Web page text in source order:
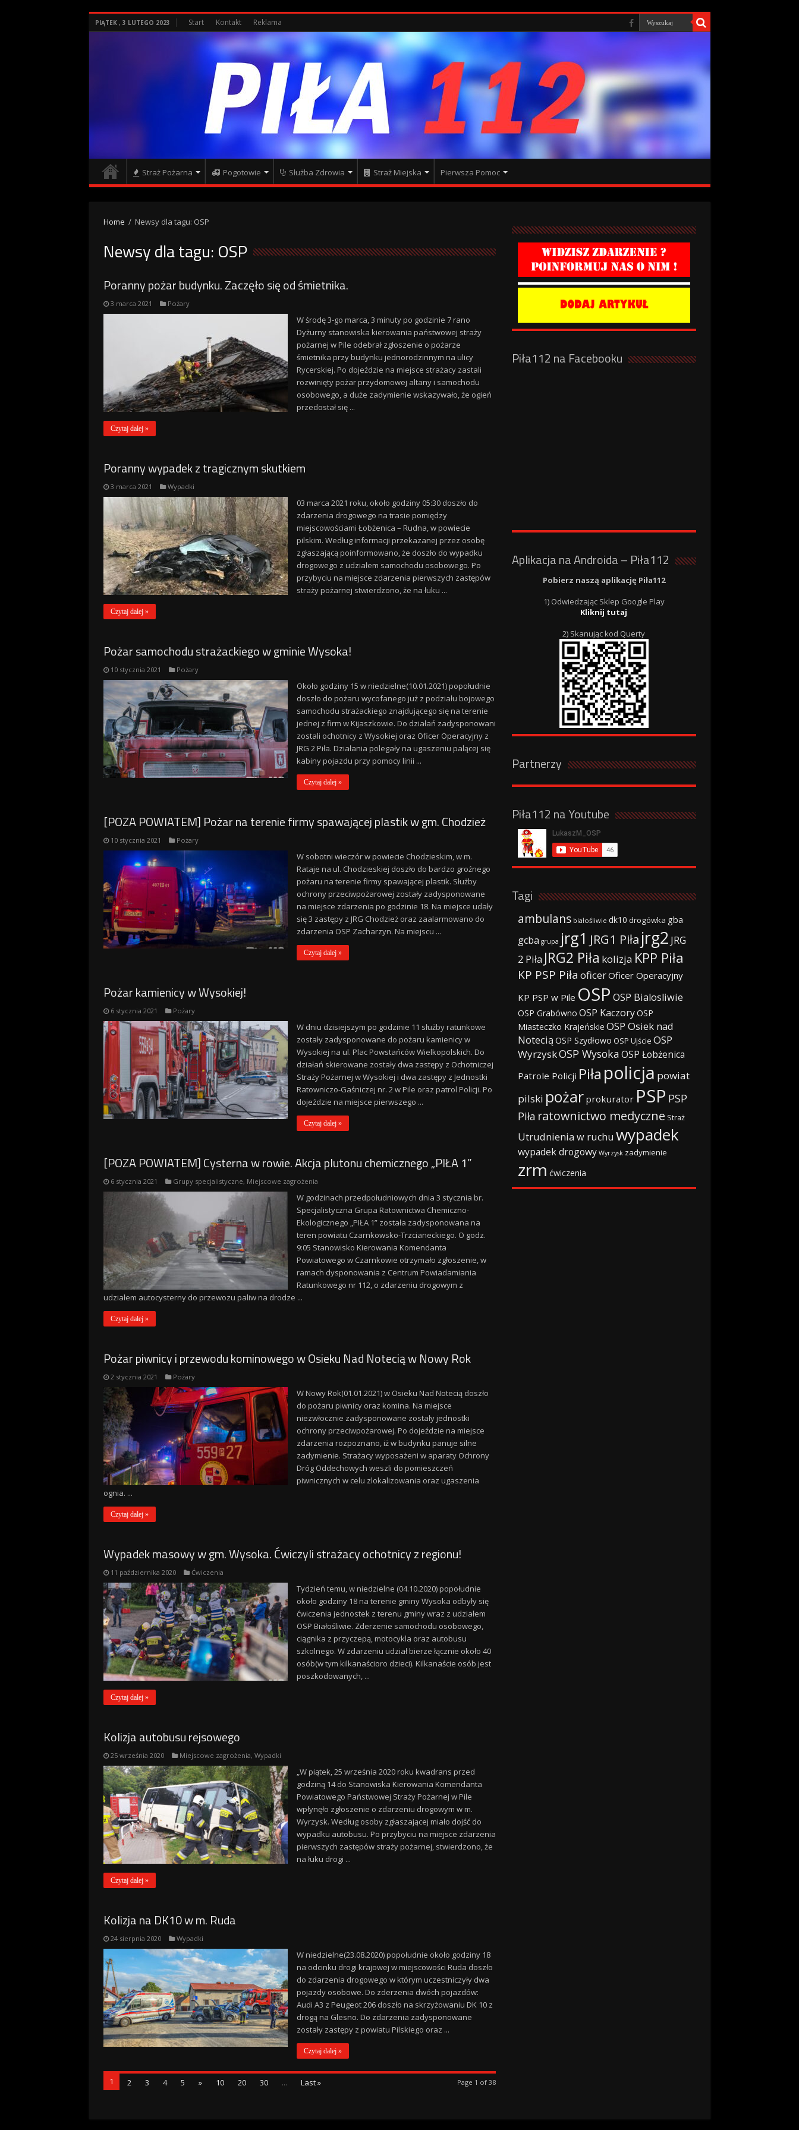
PIĄTEK , 3 LUTEGO 2023 Start Kontakt Reklama
Straż Pożarna Pogotowie Służba Zdrowia Straż Miejska Pierwsza Pomoc
Home / Newsy dla tagu: OSP
Newsy dla tagu: OSP
Poranny pożar budynku. Zaczęło się od śmietnika.
3 marca 2021 Pożary
W środę 3-go marca, 3 minuty po godzinie 7 rano
Dyżurny stanowiska kierowania państwowej straży
pożarnej w Pile odebrał zgłoszenie o pożarze
śmietnika przy budynku jednorodzinnym na ulicy
Rycerskiej. Po dojeździe na miejsce strażacy zastali
rozwinięty pożar przydomowej altany i samochodu
osobowego, a duże zadymienie wskazywało, że ogień
przedostał się ...
Czytaj dalej »
Poranny wypadek z tragicznym skutkiem
3 marca 2021 Wypadki
03 marca 2021 roku, około godziny 05:30 doszło do
zdarzenia drogowego na trasie pomiędzy
miejscowościami Łobżenica – Rudna, w powiecie
pilskim. Według informacji przekazanej przez osobę
zgłaszającą poinformowano, że doszło do wypadku
drogowego z udziałem samochodu osobowego. Po
przybyciu na miejsce zdarzenia pierwszych zastępów
straży pożarnej stwierdzono, że na łuku ...
Czytaj dalej »
Pożar samochodu strażackiego w gminie Wysoka!
10 stycznia 2021 Pożary
Około godziny 15 w niedzielne(10.01.2021) popołudnie
doszło do pożaru wycofanego już z podziału bojowego
samochodu strażackiego znajdującego się na terenie
jednej z firm w Kijaszkowie. Do działań zadysponowani
zostali ochotnicy z Wysokiej oraz Oficer Operacyjny z
JRG 2 Piła. Działania polegały na ugaszeniu palącej się
kabiny pojazdu przy pomocy linii ...
Czytaj dalej »
[POZA POWIATEM] Pożar na terenie firmy spawającej plastik w gm. Chodzież
10 stycznia 2021 Pożary
W sobotni wieczór w powiecie Chodzieskim, w m.
Rataje na ul. Chodzieskiej doszło do bardzo groźnego
pożaru na terenie firmy spawającej plastik. Służby
ochrony przeciwpożarowej zostały zadysponowane
na miejsce zdarzenia po godzinie 18. Na miejsce udały
się 3 zastępy z JRG Chodzież oraz zaalarmowano do
zdarzenia OSP Zacharzyn. Na miejscu ...
Czytaj dalej »
Pożar kamienicy w Wysokiej!
6 stycznia 2021 Pożary
W dniu dzisiejszym po godzinie 11 służby ratunkowe
zostały zadysponowane do pożaru kamienicy w
Wysokiej na ul. Plac Powstańców Wielkopolskich. Do
działań skierowane zostały dwa zastępy z Ochotniczej
Straży Pożarnej w Wysokiej i dwa zastępy z Jednostki
Ratowniczo-Gaśniczej nr. 2 w Pile oraz patrol Policji. Po
dojeździe na miejsce pierwszego ...
Czytaj dalej »
[POZA POWIATEM] Cysterna w rowie. Akcja plutonu chemicznego „PIŁA 1”
6 stycznia 2021 Grupy specjalistyczne, Miejscowe zagrożenia
W godzinach przedpołudniowych dnia 3 stycznia br.
Specjalistyczna Grupa Ratownictwa Chemiczno-
Ekologicznego „PIŁA 1” została zadysponowana na
teren powiatu Czarnkowsko-Trzcianeckiego. O godz.
9:05 Stanowisko Kierowania Komendanta
Powiatowego w Czarnkowie otrzymało zgłoszenie, w
ramach dysponowania z Centrum Powiadamiania
Ratunkowego nr 112, o zdarzeniu drogowym z
udziałem autocysterny do przewozu paliw na drodze ...
Czytaj dalej »
Pożar piwnicy i przewodu kominowego w Osieku Nad Notecią w Nowy Rok
2 stycznia 2021 Pożary
W Nowy Rok(01.01.2021) w Osieku Nad Notecią doszło
do pożaru piwnicy oraz komina. Na miejsce
niezwłocznie zadysponowane zostały jednostki
ochrony przeciwpożarowej. Po dojeździe na miejsce
zdarzenia rozpoznano, iż w budynku panuje silne
zadymienie. Strażacy wyposażeni w aparaty Ochrony
Dróg Oddechowych weszli do pomieszczeń
piwnicznych w celu zlokalizowania oraz ugaszenia
ognia. ...
Czytaj dalej »
Wypadek masowy w gm. Wysoka. Ćwiczyli strażacy ochotnicy z regionu!
11 października 2020 Ćwiczenia
Tydzień temu, w niedzielne (04.10.2020) popołudnie
około godziny 18 na terenie gminy Wysoka odbyły się
ćwiczenia jednostek z terenu gminy wraz z udziałem
OSP Białośliwie. Zderzenie samochodu osobowego,
ciągnika z przyczepą, motocykla oraz autobusu
szkolnego. W zdarzeniu udział bierze łącznie około 40
osób(w tym kilkanaścioro dzieci). Kilkanaście osób jest
poszkodowanych, ...
Czytaj dalej »
Kolizja autobusu rejsowego
25 września 2020 Miejscowe zagrożenia, Wypadki
„W piątek, 25 września 2020 roku kwadrans przed
godziną 14 do Stanowiska Kierowania Komendanta
Powiatowego Państwowej Straży Pożarnej w Pile
wpłynęło zgłoszenie o zdarzeniu drogowym w m.
Wyrzysk. Według osoby zgłaszającej miało dojść do
wypadku autobusu. Po przybyciu na miejsce zdarzenia
pierwszych zastępów straży pożarnej, stwierdzono, że
na łuku drogi ...
Czytaj dalej »
Kolizja na DK10 w m. Ruda
24 sierpnia 2020 Wypadki
W niedzielne(23.08.2020) popołudnie około godziny 18
na odcinku drogi krajowej w miejscowości Ruda doszło
do zdarzenia drogowego w którym uczestniczyły dwa
pojazdy osobowe. Do zderzenia dwóch pojazdów:
Audi A3 z Peugeot 206 doszło na skrzyżowaniu DK 10 z
drogą na Glesno. Do zdarzenia zadysponowane
zostały zastępy z powiatu Pilskiego oraz ...
Czytaj dalej »
Page 1 of 38
1 2 3 4 5 » 10 20 30 ... Last »
Piła112 na Facebooku
Aplikacja na Androida – Piła112
Pobierz naszą aplikację Piła112
1) Odwiedzając Sklep Google Play
Kliknij tutaj
2) Skanując kod Querty
Partnerzy
Piła112 na Youtube
Tagi
ambulans białośliwie dk10 drogówka gba
gcba grupa jrg1 JRG1 Piła jrg2 JRG
2 Piła JRG2 Piła kolizja KPP Piła
KP PSP Piła oficerOficer Operacyjny
KP PSP w Pile OSP OSP Bialosliwie
OSP Grabówno OSP KaczoryOSP
Miasteczko Krajeńskie OSP Osiek nad
Notecią OSP Szydłowo OSP Ujście OSP
WyrzyskOSP WysokaOSP Łobżenica
Patrole Policji Piła policja powiat
pilski pożar prokurator PSP PSP
Piła ratownictwo medyczne Straż
Utrudnienia w ruchu wypadek
wypadek drogowy Wyrzysk zadymienie
zrm ćwiczenia